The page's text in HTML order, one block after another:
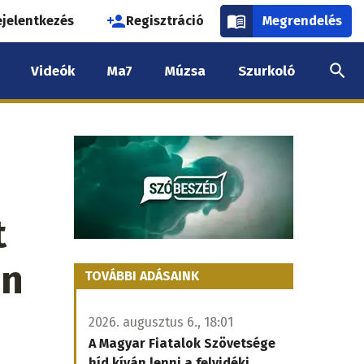
Regisztráció Megrendelés
Videók Ma7 Múzsa Szurkoló
TOVÁBBI ADÁSAINK
2026. augusztus 6., 18:01
A Magyar Fiatalok Szövetsége